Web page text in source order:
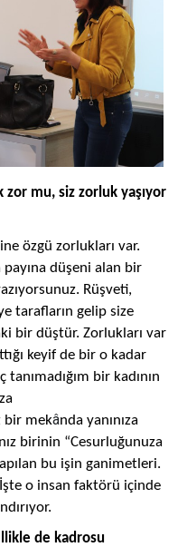
zor mu, siz zorluk yaşıyor
özgü zorlukları var.
düşeni alan bir
Rüşveti,
tarafların gelip size
bir düştür. Zorlukları var
keyif de bir o kadar
bir kadının
bir mekânda yanınıza
birinin “Cesurluğunuza
bu işin ganimetleri.
o insan faktörü içinde
de kadrosu